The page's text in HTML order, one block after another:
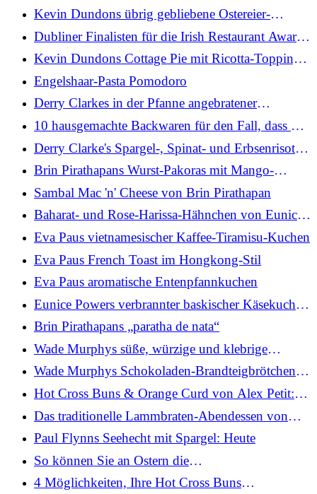
Kevin Dundons übrig gebliebene Ostereier-
Brownies
Dubliner Finalisten für die Irish Restaurant Awards
2026 bekannt gegeben
Kevin Dundons Cottage Pie mit Ricotta-Topping:
Heute
Engelshaar-Pasta Pomodoro
Derry Clarkes in der Pfanne angebratener
Kabeljau, Chorizo-Butter, Frühlingsgrün und
Sauerrahm
10 hausgemachte Backwaren für den Fall, dass Sie
Lust auf eine süße Leckerei haben
Derry Clarke's Spargel-, Spinat- und Erbsenrisotto,
pochiertes Ei und Parmesan
Brin Pirathapans Wurst-Pakoras mit Mango-
Koriander-Chutney
Sambal Mac 'n' Cheese von Brin Pirathapan
Baharat- und Rose-Harissa-Hähnchen von Eunice
Power mit Gewürzreis und Tahini
Eva Paus vietnamesischer Kaffee-Tiramisu-Kuchen
Eva Paus French Toast im Hongkong-Stil
Eva Paus aromatische Entenpfannkuchen
Eunice Powers verbrannter baskischer Käsekuchen
mit Blaubeerkompott und Sahne
Brin Pirathapans „paratha de nata“
Wade Murphys süße, würzige und klebrige
Schweinerippchen: Heute
Wade Murphys Schokoladen-Brandteigbrötchen:
Heute
Hot Cross Buns & Orange Curd von Alex Petit:
Heute
Das traditionelle Lammbraten-Abendessen von
Mags Roche: Heute
Paul Flynns Seehecht mit Spargel: Heute
So können Sie an Ostern die
Lebensmittelverschwendung reduzieren
4 Möglichkeiten, Ihre Hot Cross Buns